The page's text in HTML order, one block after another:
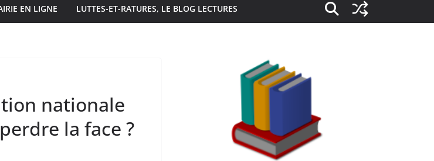
EN LIGNE LUTTES-ET-RATURES, LE BLOG LECTURES
nationale
la face ?